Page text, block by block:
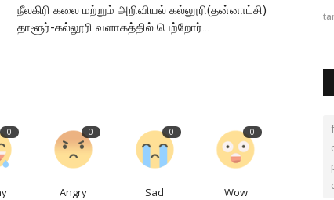
நீலகிரி கலை மற்றும் அறிவியல் கல்லூரி(தன்னாட்சி)
தாளூர்-கல்லூரி வளாகத்தில் பெற்றோர்...
0 0
Angry
0
Sad
0
Wow
tamilanda Aug 7, 2026 0 6